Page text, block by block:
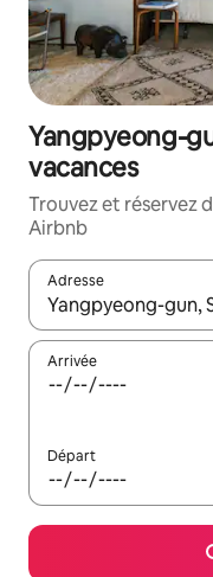
Yangpyeong-
vacances
Trouvez et réservez
Airbnb
Adresse
Lorsque les résultats
Arrivée
Départ